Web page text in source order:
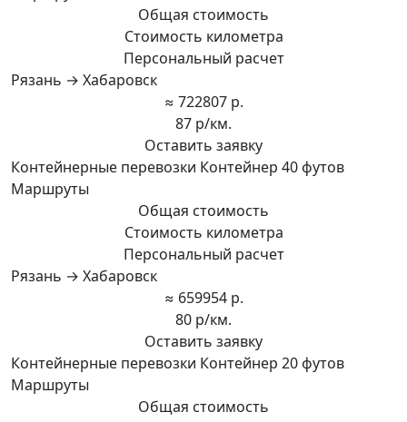
Общая стоимость
Стоимость километра
Персональный расчет
Рязань → Хабаровск
≈ 722807 р.
87 р/км.
Оставить заявку
Контейнерные перевозки Контейнер 40 футов
Маршруты
Общая стоимость
Стоимость километра
Персональный расчет
Рязань → Хабаровск
≈ 659954 р.
80 р/км.
Оставить заявку
Контейнерные перевозки Контейнер 20 футов
Маршруты
Общая стоимость